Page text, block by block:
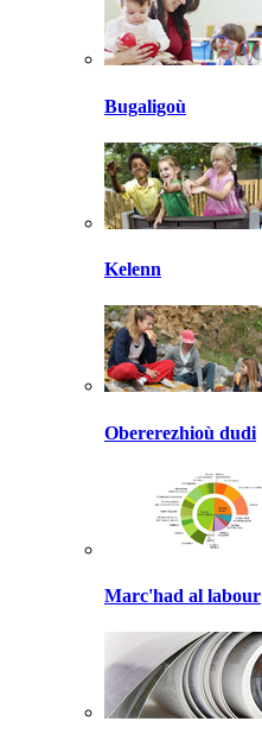
Bugaligoù
Kelenn
Obererezhioù dudi
Marc'had al labour